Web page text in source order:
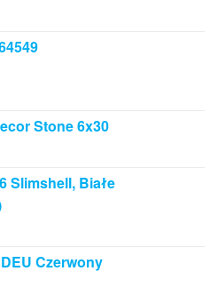
Stone 6x30
Slimshell, Białe
Czerwony